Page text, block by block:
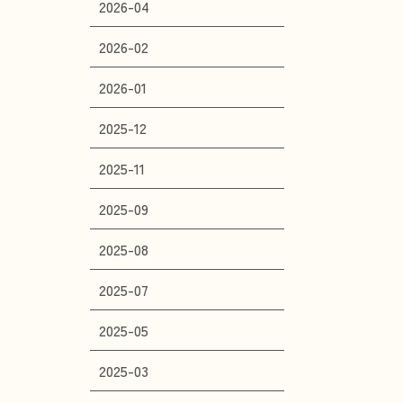
2026-04
2026-02
2026-01
2025-12
2025-11
2025-09
2025-08
2025-07
2025-05
2025-03